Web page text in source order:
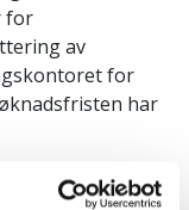
for
av
for
har